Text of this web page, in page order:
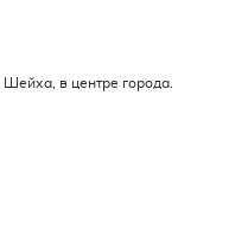
в центре города.